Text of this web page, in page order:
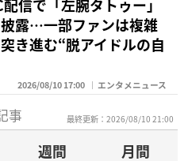
信で「左腕タトゥー」
露…一部ファンは複雑
き進む“脱アイドルの自
2026/08/10 17:00 エンタメニュース
事 最終更新：2026/08/10 21:00
週間
月間